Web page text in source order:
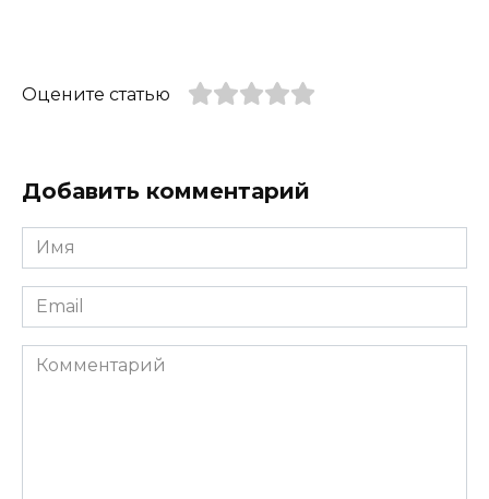
Оцените статью
Добавить комментарий
Имя
*
Email
*
Комментарий